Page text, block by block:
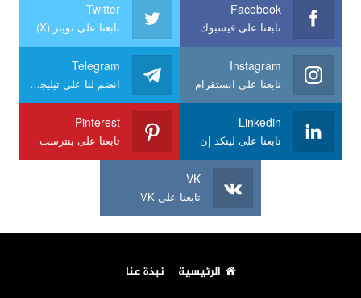
Facebook
تابعنا على فيسبوك
Twitter
تابعنا على تويتر (X)
Instagram
تابعنا على انستقرام
Telegram
انضم لنا على تيليجرام
Linkedin
تابعنا على لينكد إن
Pinterest
تابعنا على بنترست
VK
تابعنا على VK
الرئيسية نبذة عنا